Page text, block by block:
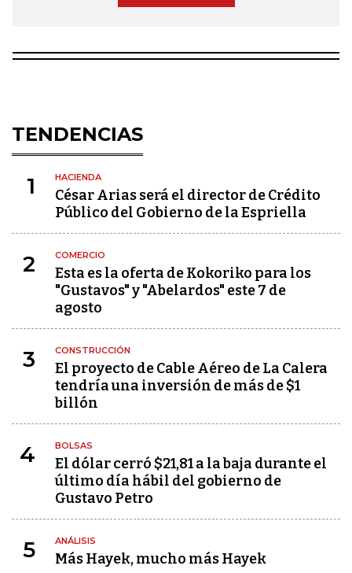
TENDENCIAS
1 HACIENDA
César Arias será el director de Crédito
Público del Gobierno de la Espriella
2 COMERCIO
Esta es la oferta de Kokoriko para los
"Gustavos" y "Abelardos" este 7 de
agosto
3 CONSTRUCCIÓN
El proyecto de Cable Aéreo de La Calera
tendría una inversión de más de $1
billón
4 BOLSAS
El dólar cerró $21,81 a la baja durante el
último día hábil del gobierno de
Gustavo Petro
5 ANÁLISIS
Más Hayek, mucho más Hayek